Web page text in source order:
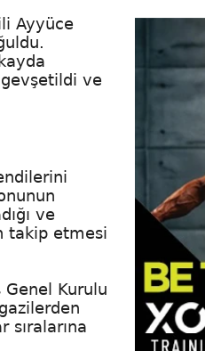
Ayyüce
ve
ve
takip etmesi
Kurulu
sıralarına